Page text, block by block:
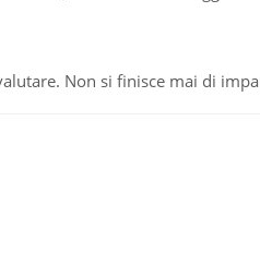
Non si finisce mai di